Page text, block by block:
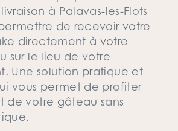
à Palavas-les-Flots
de recevoir votre
directement à votre
sur le lieu de votre
Une solution pratique et
vous permet de profiter
de votre gâteau sans